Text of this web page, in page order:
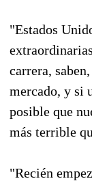
"Estados
carrera,
mercado, y si
posible que
más terrible
"Recién